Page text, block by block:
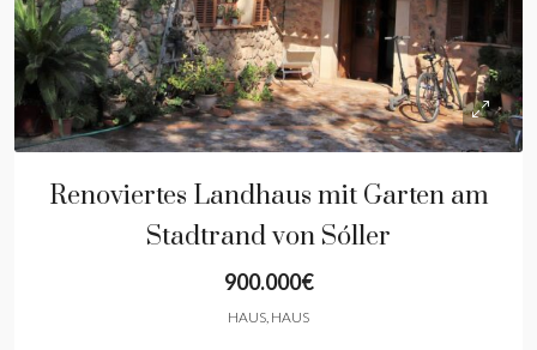
Renoviertes Landhaus mit Garten am
Stadtrand von Sóller
900.000€
HAUS, HAUS